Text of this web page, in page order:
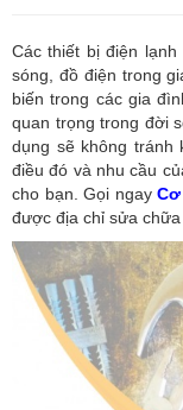
Các thiết bị điện
sóng, đồ điện trong
biến trong các gia
quan trọng trong đời
dụng sẽ không tránh
điều đó và nhu cầu
cho bạn. Gọi ngay
được địa chỉ sửa